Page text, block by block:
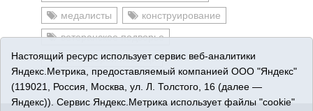
медалисты
конструирование
ветеранское подворье
день скорой помощи
Настоящий ресурс использует сервис веб-аналитики
Яндекс.Метрика, предоставляемый компанией ООО "Яндекс"
(119021, Россия, Москва, ул. Л. Толстого, 16 (далее —
Яндекс)). Сервис Яндекс.Метрика использует файлы "cookie"